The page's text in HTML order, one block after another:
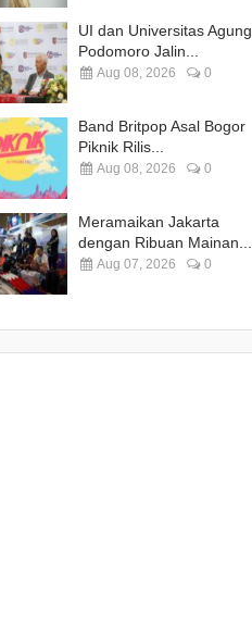
UI dan Universitas Agung
Podomoro Jalin...
Aug 08, 2026 0
Band Britpop Asal Bogor
Piknik Rilis...
Aug 08, 2026 0
Meramaikan Jakarta
dengan Ribuan Mainan...
Aug 07, 2026 0